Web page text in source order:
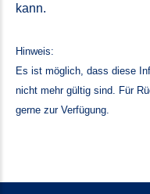
kann.
Hinweis:
Es ist möglich, dass diese
nicht mehr gültig sind. Für
gerne zur Verfügung.